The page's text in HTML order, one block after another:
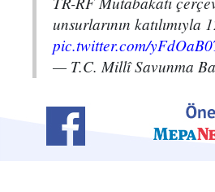
unsurlarının
pic.twitter.com/
— T.C. Millî Savunma